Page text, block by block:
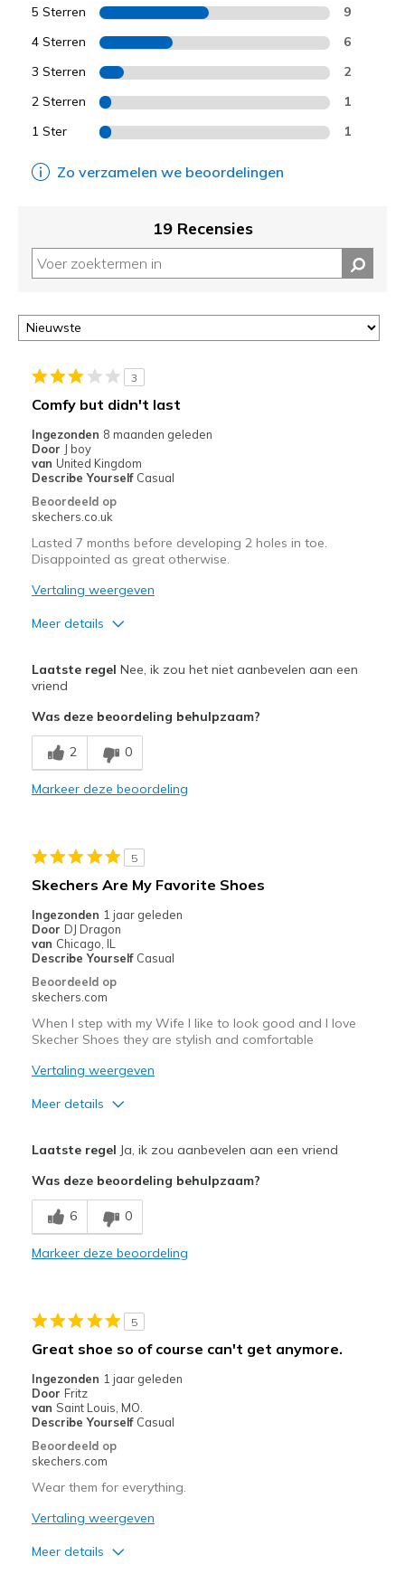
5 Sterren 9
4 Sterren 6
3 Sterren 2
2 Sterren 1
1 Ster 1
Zo verzamelen we beoordelingen
19 Recensies
3
Comfy but didn't last
Ingezonden 8 maanden geleden
Door J boy
van United Kingdom
Describe Yourself Casual
Beoordeeld op
skechers.co.uk
Lasted 7 months before developing 2 holes in toe.
Disappointed as great otherwise.
Vertaling weergeven
Meer details
Attractive Design
Breathe Well
Comfortable
Stylish
Poor Quality
Wear Out Quickly
Beste toepassingen
Casual Wear
Travel
Width
Feels true to width
Sizing
Feels true to size
View On Shoes
Shoes are for Wearing
Laatste regel Nee, ik zou het niet aanbevelen aan een
vriend
Was deze beoordeling behulpzaam?
2 0
Markeer deze beoordeling
5
Skechers Are My Favorite Shoes
Ingezonden 1 jaar geleden
Door DJ Dragon
van Chicago, IL
Describe Yourself Casual
Beoordeeld op
skechers.com
When I step with my Wife I like to look good and I love
Skecher Shoes they are stylish and comfortable
Vertaling weergeven
Meer details
Breathe Well
Comfortable
Beste toepassingen
Going Out
Travel
Width
View On Shoes
Laatste regel Ja, ik zou aanbevelen aan een vriend
Was deze beoordeling behulpzaam?
6 0
Markeer deze beoordeling
5
Great shoe so of course can't get anymore.
Ingezonden 1 jaar geleden
Door Fritz
van Saint Louis, MO.
Describe Yourself Casual
Beoordeeld op
skechers.com
Wear them for everything.
Vertaling weergeven
Meer details